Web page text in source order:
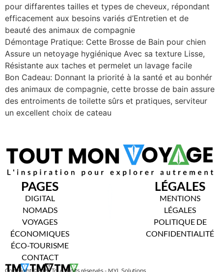
pour diffarentes tailles et types de cheveux, répondant
efficacement aux besoins variés d’Entretien et de
beauté des animaux de compagnie
Démontage Pratique: Cette Brosse de Bain pour chien
Assure un netoyage hygiénique Avec sa texture Lisse,
Résistante aux taches et permelet un lavage facile
Bon Cadeau: Donnant la priorité à la santé et au bonhér
des animaux de compagnie, cette brosse de bain assure
des entroiments de toilette sûrs et pratiques, serviteur
un excellent choix de cateau
PAGES
DIGITAL
NOMADS
VOYAGES
ÉCONOMIQUES
ÉCO-TOURISME
CONTACT
LÉGALES
MENTIONS
LÉGALES
POLITIQUE DE
CONFIDENTIALITÉ
Copyright ©2026 Tous droits réservés - MYL Solutions